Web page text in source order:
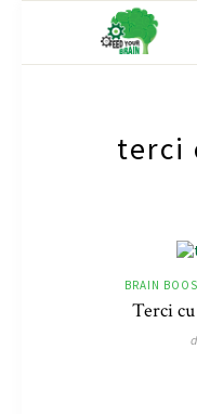
terci
BRAIN
Terci